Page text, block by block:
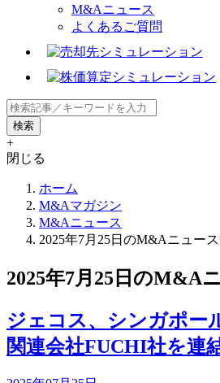
M&Aニュース
よくあるご質問
+
閉じる
ホーム
M&Aマガジン
M&Aニュース
2025年7月25日のM&Aニュー
2025年7月25日のM&A
ジェコス、シンガポー
関連会社FUCHI社を連